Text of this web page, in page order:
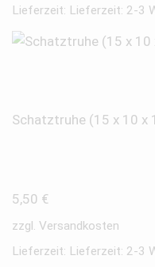
Lieferzeit: Lieferzeit: 2-3
Schatztruhe (15 x 10 x
5,50 €
zzgl. Versandkosten
Lieferzeit: Lieferzeit: 2-3